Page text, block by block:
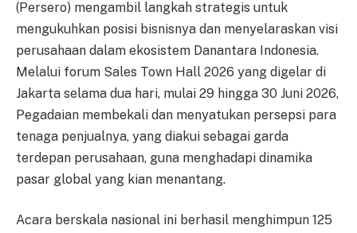
(Persero) mengambil langkah strategis untuk
mengukuhkan posisi bisnisnya dan menyelaraskan visi
perusahaan dalam ekosistem Danantara Indonesia.
Melalui forum Sales Town Hall 2026 yang digelar di
Jakarta selama dua hari, mulai 29 hingga 30 Juni 2026,
Pegadaian membekali dan menyatukan persepsi para
tenaga penjualnya, yang diakui sebagai garda
terdepan perusahaan, guna menghadapi dinamika
pasar global yang kian menantang.
Acara berskala nasional ini berhasil menghimpun 125